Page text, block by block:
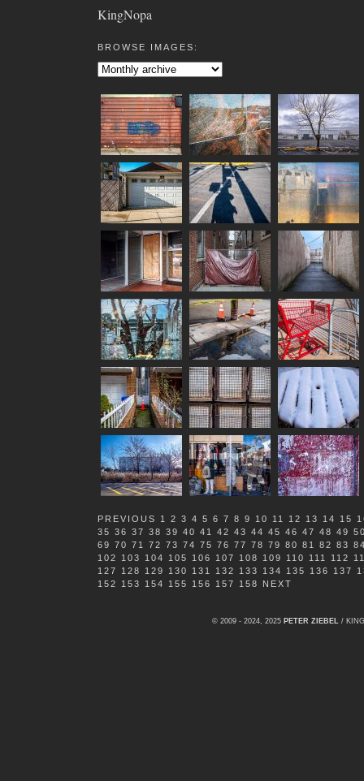
KingNopa
BROWSE IMAGES:
PREVIOUS 1 2 3 4 5 6 7 8 9 10 11 12 13 14 15
35 36 37 38 39 40 41 42 43 44 45 46 47 48 49
69 70 71 72 73 74 75 76 77 78 79 80 81 82 83
102
103 104 105 106 107 108 109 110 111 112
127
128 129 130 131 132 133 134 135 136 137
152
153 154 155 156 157 158 NEXT
© 2009 - 2024, 2025 PETER ZIEBEL /